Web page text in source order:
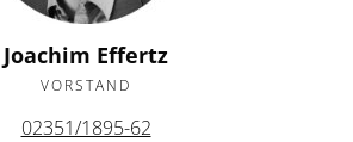
Joachim Effertz
VORSTAND
02351/1895-62